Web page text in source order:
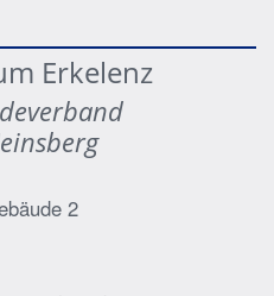
Erkelenz
2